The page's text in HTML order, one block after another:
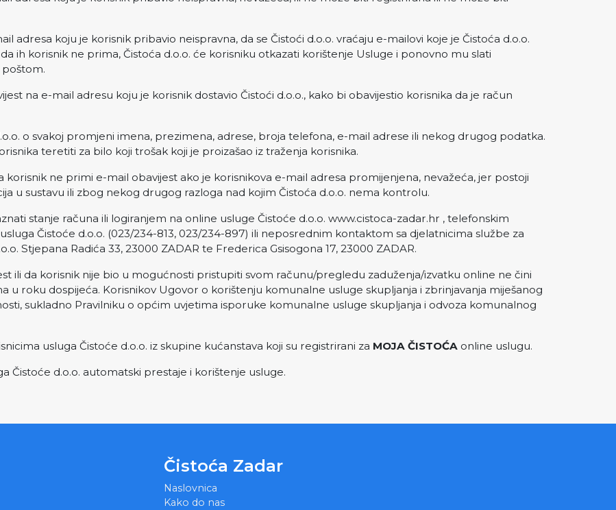
adresa koju je korisnik pribavio neispravna, da se Čistoći d.o.o. vraćaju e-mailovi koje je Čistoća d.o.o.
ih korisnik ne prima, Čistoća d.o.o. će korisniku otkazati korištenje Usluge i ponovno mu slati
na e-mail adresu koju je korisnik dostavio Čistoći d.o.o., kako bi obavijestio korisnika da je račun
o svakoj promjeni imena, prezimena, adrese, broja telefona, e-mail adrese ili nekog drugog podatka.
teretiti za bilo koji trošak koji je proizašao iz traženja korisnika.
korisnik ne primi e-mail obavijest ako je korisnikova e-mail adresa promijenjena, nevažeća, jer postoji
u sustavu ili zbog nekog drugog razloga nad kojim Čistoća d.o.o. nema kontrolu.
stanje računa ili logiranjem na online usluge Čistoće d.o.o. www.cistoca-zadar.hr , telefonskim
Čistoće d.o.o. (023/234-813, 023/234-897) ili neposrednim kontaktom sa djelatnicima službe za
Stjepana Radića 33, 23000 ZADAR te Frederica Gsisogona 17, 23000 ZADAR.
ili da korisnik nije bio u mogućnosti pristupiti svom računu/pregledu zaduženja/izvatku online ne čini
u roku dospijeća. Korisnikov Ugovor o korištenju komunalne usluge skupljanja i zbrinjavanja miješanog
sukladno Pravilniku o općim uvjetima isporuke komunalne usluge skupljanja i odvoza komunalnog
usluga Čistoće d.o.o. iz skupine kućanstava koji su registrirani za MOJA ČISTOĆA online uslugu.
Čistoće d.o.o. automatski prestaje i korištenje usluge.
Čistoća Zadar
Naslovnica
Kako do nas